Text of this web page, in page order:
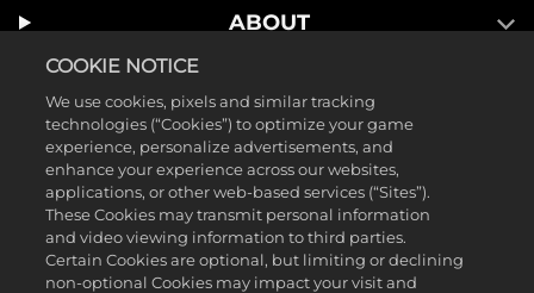
ABOUT
COOKIE NOTICE
We use cookies, pixels and similar tracking
technologies (“Cookies”) to optimize your game
experience, personalize advertisements, and
enhance your experience across our websites,
applications, or other web-based services (“Sites”).
These Cookies may transmit personal information
and video viewing information to third parties.
Certain Cookies are optional, but limiting or declining
non-optional Cookies may impact your visit and